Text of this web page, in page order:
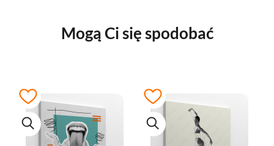
Mogą Ci się spodobać